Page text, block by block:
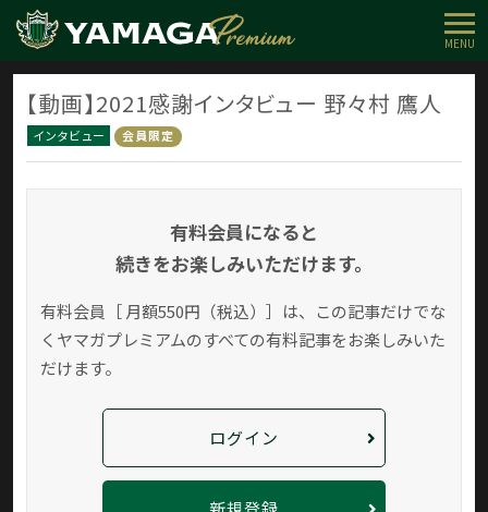
MENU
【動画】2021感謝インタビュー 野々村 鷹人
インタビュー 会員限定
有料会員になると
続きをお楽しみいただけます。
有料会員［ 月額550円（税込）］は、この記事だけでな
く ヤマガプレミアムのすべての有料記事をお楽しみいた
だけます。
ログイン